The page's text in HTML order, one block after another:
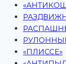
«ПЛИССЕ»